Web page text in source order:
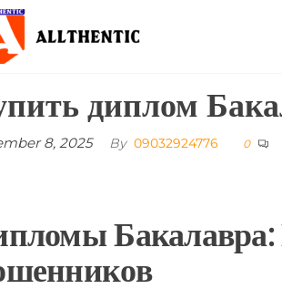
диплом
8, 2025 By 09032924776 0
Бакалавра: